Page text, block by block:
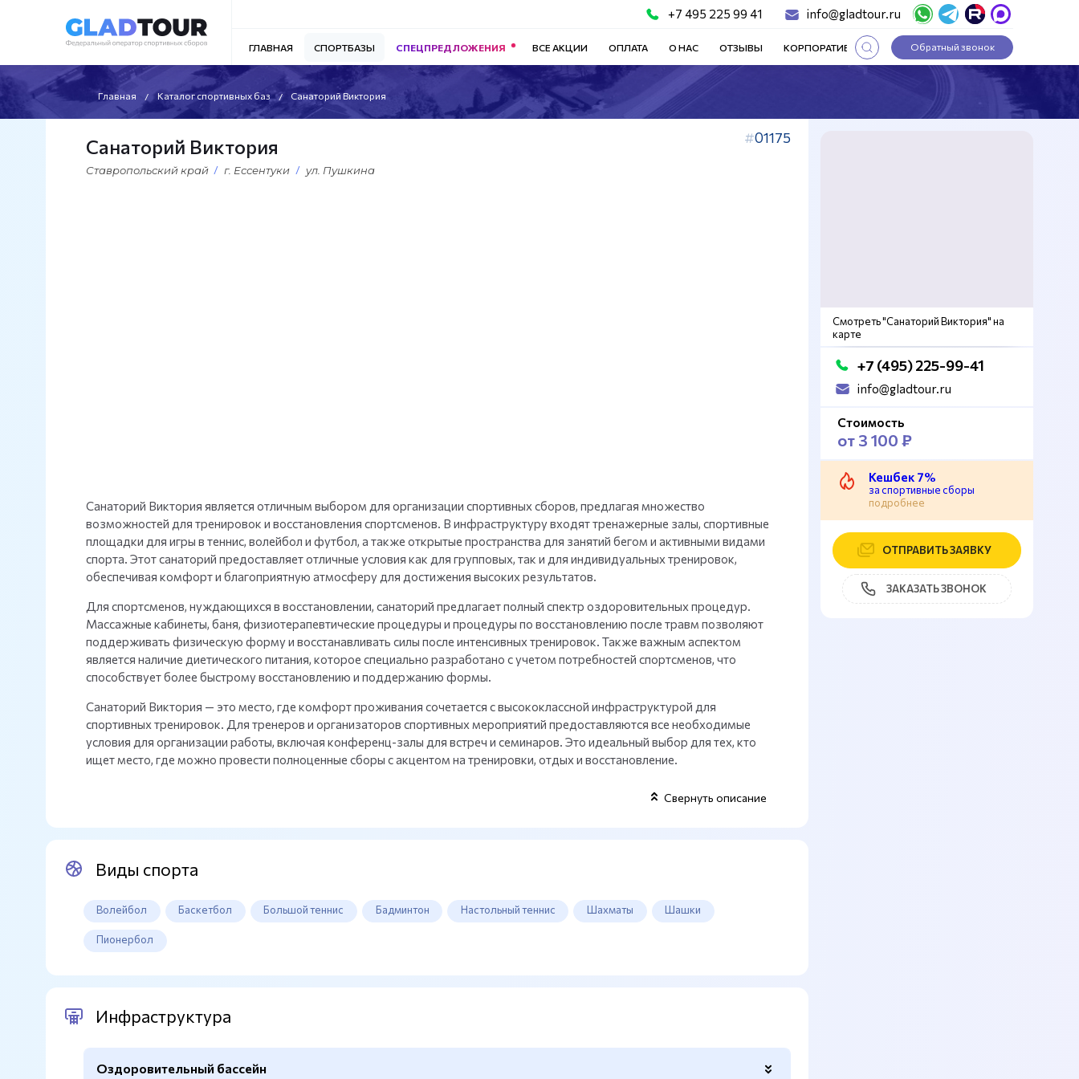
+7 495 225 99 41 info@gladtour.ru
ГЛАВНАЯ СПОРТБАЗЫ СПЕЦПРЕДЛОЖЕНИЯ ВСЕ АКЦИИ ОПЛАТА О НАС ОТЗЫВЫ КОРПОРАТИВНЫЕ ТУРЫ СТАТЬИ
Обратный звонок
Главная Каталог спортивных баз Санаторий Виктория
01175
Санаторий Виктория
Ставропольский край г. Ессентуки ул. Пушкина
Санаторий Виктория является отличным выбором для организации спортивных сборов, предлагая множество
возможностей для тренировок и восстановления спортсменов. В инфраструктуру входят тренажерные залы, спортивные
площадки для игры в теннис, волейбол и футбол, а также открытые пространства для занятий бегом и активными видами
спорта. Этот санаторий предоставляет отличные условия как для групповых, так и для индивидуальных тренировок,
обеспечивая комфорт и благоприятную атмосферу для достижения высоких результатов.
Для спортсменов, нуждающихся в восстановлении, санаторий предлагает полный спектр оздоровительных процедур.
Массажные кабинеты, баня, физиотерапевтические процедуры и процедуры по восстановлению после травм позволяют
поддерживать физическую форму и восстанавливать силы после интенсивных тренировок. Также важным аспектом
является наличие диетического питания, которое специально разработано с учетом потребностей спортсменов, что
способствует более быстрому восстановлению и поддержанию формы.
Санаторий Виктория — это место, где комфорт проживания сочетается с высококлассной инфраструктурой для
спортивных тренировок. Для тренеров и организаторов спортивных мероприятий предоставляются все необходимые
условия для организации работы, включая конференц-залы для встреч и семинаров. Это идеальный выбор для тех, кто
ищет место, где можно провести полноценные сборы с акцентом на тренировки, отдых и восстановление.
Свернуть описание
Виды спорта
Волейбол Баскетбол Большой теннис Бадминтон Настольный теннис Шахматы Шашки
Пионербол
Инфраструктура
Оздоровительный бассейн
Смотреть "Санаторий Виктория" на
карте
+7 (495) 225-99-41
info@gladtour.ru
Стоимость
от 3 100 ₽
Кешбек 7%
за спортивные сборы
подробнее
ОТПРАВИТЬ ЗАЯВКУ
ЗАКАЗАТЬ ЗВОНОК